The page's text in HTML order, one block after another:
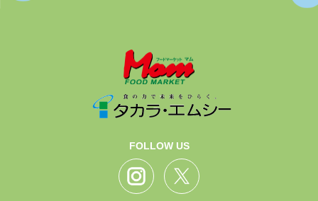
FOLLOW US